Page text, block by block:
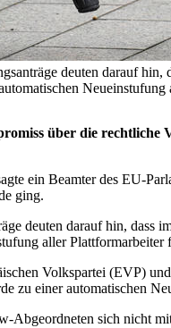
deuten darauf
über die
ein Beamter des EU-
ging.
deuten darauf hin, dass
aller
Volkspartei (EVP)
zu einer automatischen
sich nicht